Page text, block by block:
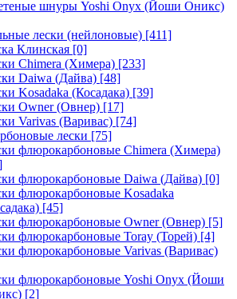
шнуры Yoshi Onyx (Йоши Оникс)
лески (нейлоновые) [411]
Клинская [0]
Chimera (Химера) [233]
Daiwa (Дайва) [48]
Kosadaka (Косадака) [39]
Owner (Овнер) [17]
Varivas (Варивас) [74]
лески [75]
флюрокарбоновые Chimera (Химера)
флюрокарбоновые Daiwa (Дайва) [0]
флюрокарбоновые Kosadaka
[45]
флюрокарбоновые Owner (Овнер) [5]
флюрокарбоновые Toray (Торей) [4]
флюрокарбоновые Varivas (Варивас)
флюрокарбоновые Yoshi Onyx (Йоши
[2]